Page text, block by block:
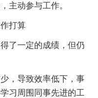
主动参与工作。
打算
了一定的成绩，但仍
，导致效率低下，事
习周围同事先进的工